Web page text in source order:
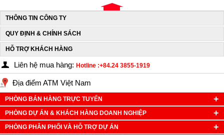
THÔNG TIN CÔNG TY
QUY ĐỊNH & CHÍNH SÁCH
HỖ TRỢ KHÁCH HÀNG
Liên hệ mua hàng: Hotline :+84.24 3855-1919
Địa điểm ATM Việt Nam
PHÒNG BÁN HÀNG TRỰC TUYẾN
PHÒNG DỰ ÁN & KHÁCH HÀNG DOANH NGHIỆP
PHÒNG PHÂN PHỐI VÀ HỖ TRỢ DỰ ÁN